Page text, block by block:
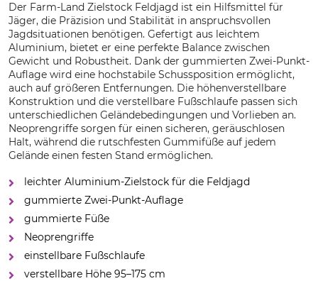
Der Farm-Land Zielstock Feldjagd ist ein Hilfsmittel für
Jäger, die Präzision und Stabilität in anspruchsvollen
Jagdsituationen benötigen. Gefertigt aus leichtem
Aluminium, bietet er eine perfekte Balance zwischen
Gewicht und Robustheit. Dank der gummierten Zwei-Punkt-
Auflage wird eine hochstabile Schussposition ermöglicht,
auch auf größeren Entfernungen. Die höhenverstellbare
Konstruktion und die verstellbare Fußschlaufe passen sich
unterschiedlichen Geländebedingungen und Vorlieben an.
Neoprengriffe sorgen für einen sicheren, geräuschlosen
Halt, während die rutschfesten Gummifüße auf jedem
Gelände einen festen Stand ermöglichen.
leichter Aluminium-Zielstock für die Feldjagd
gummierte Zwei-Punkt-Auflage
gummierte Füße
Neoprengriffe
einstellbare Fußschlaufe
verstellbare Höhe 95–175 cm